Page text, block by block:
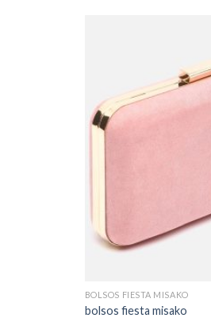
BOLSOS FIESTA MISAKO
bolsos fiesta misako